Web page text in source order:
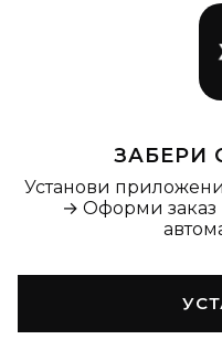
ЗАБЕРИ
Установи
→ Оформи
Главная Каталог